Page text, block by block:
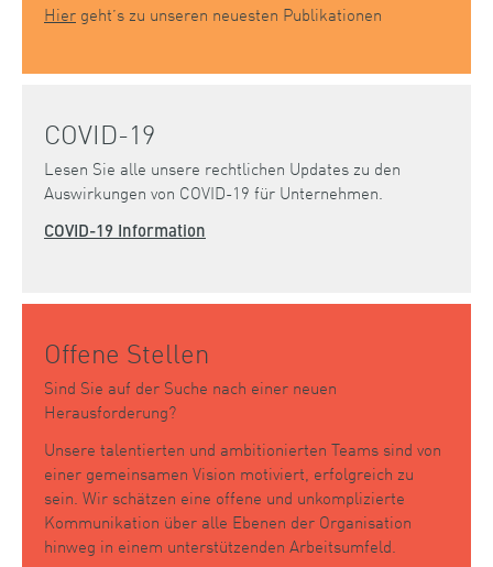
Hier geht’s zu unseren neuesten Publikationen
COVID-19
Lesen Sie alle unsere rechtlichen Updates zu den
Auswirkungen von COVID-19 für Unternehmen.
COVID-19 Information
Offene Stellen
Sind Sie auf der Suche nach einer neuen
Herausforderung?
Unsere talentierten und ambitionierten Teams sind von
einer gemeinsamen Vision motiviert, erfolgreich zu
sein. Wir schätzen eine offene und unkomplizierte
Kommunikation über alle Ebenen der Organisation
hinweg in einem unterstützenden Arbeitsumfeld.